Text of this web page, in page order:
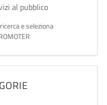
al pubblico
e seleziona
di 3 gallerie a
di: -
-
- Gestione